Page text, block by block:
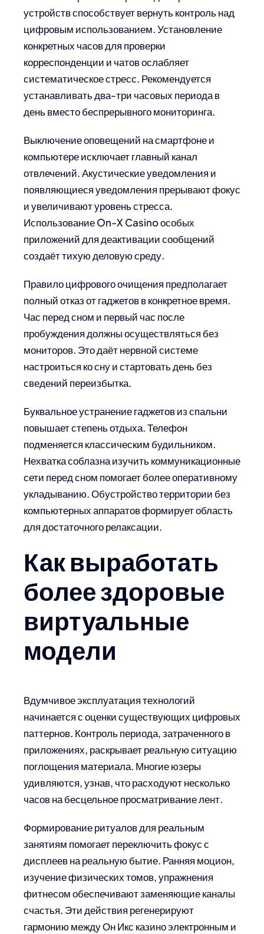
устройств способствует вернуть контроль над
цифровым использованием. Установление
конкретных часов для проверки
корреспонденции и чатов ослабляет
систематическое стресс. Рекомендуется
устанавливать два-три часовых периода в
день вместо беспрерывного мониторинга.
Выключение оповещений на смартфоне и
компьютере исключает главный канал
отвлечений. Акустические уведомления и
появляющиеся уведомления прерывают фокус
и увеличивают уровень стресса.
Использование On-X Casino особых
приложений для деактивации сообщений
создаёт тихую деловую среду.
Правило цифрового очищения предполагает
полный отказ от гаджетов в конкретное время.
Час перед сном и первый час после
пробуждения должны осуществляться без
мониторов. Это даёт нервной системе
настроиться ко сну и стартовать день без
сведений переизбытка.
Буквальное устранение гаджетов из спальни
повышает степень отдыха. Телефон
подменяется классическим будильником.
Нехватка соблазна изучить коммуникационные
сети перед сном помогает более оперативному
укладыванию. Обустройство территории без
компьютерных аппаратов формирует область
для достаточного релаксации.
Как выработать
более здоровые
виртуальные
модели
Вдумчивое эксплуатация технологий
начинается с оценки существующих цифровых
паттернов. Контроль периода, затраченного в
приложениях, раскрывает реальную ситуацию
поглощения материала. Многие юзеры
удивляются, узнав, что расходуют несколько
часов на бесцельное просматривание лент.
Формирование ритуалов для реальным
занятиям помогает переключить фокус с
дисплеев на реальную бытие. Ранняя моцион,
изучение физических томов, упражнения
фитнесом обеспечивают заменяющие каналы
счастья. Эти действия регенерируют
гармонию между Он Икс казино электронным и